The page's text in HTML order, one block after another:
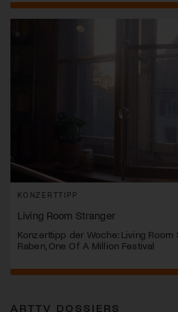
KONZERTTIPP
Living Room Stranger
Konzerttipp der Woche: Living Room
Raben, One Of A Million Festival
ARTTV DOSSIERS